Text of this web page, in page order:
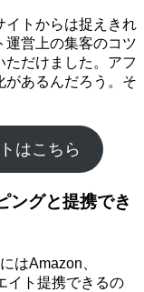
イトからは捉えきれ
運営上の集客のコツ
だけました。アフ
があるんだろう。そ
はこちら
ングと提携でき
はAmazon、
イト提携できるの